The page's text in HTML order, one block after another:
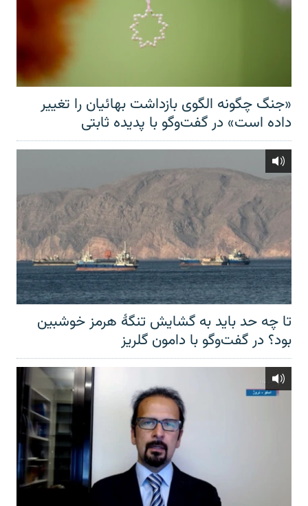
«جنگ چگونه الگوی بازداشت بهائیان را تغییر
داده است» در گفت‌وگو با پدیده ثابتی
تا چه حد باید به گشایش تنگهٔ هرمز خوشبین
بود؟ در گفت‌وگو با دامون گلریز